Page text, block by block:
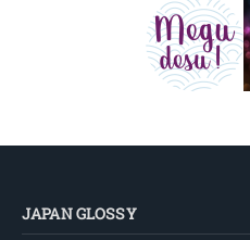
JAPAN GLOSSY